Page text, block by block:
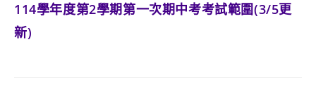
114學年度第2學期第一次期中考考試範圍(3/5更
新)